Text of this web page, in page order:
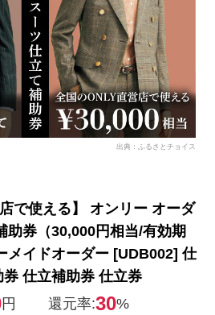
出典：ふるさとチョイス
で使える】 オンリー オーダ
助券（30,000円相当/有効期
メイドオーダー [UDB002] 仕
仕立補助券 仕立券
円 還元率:30%